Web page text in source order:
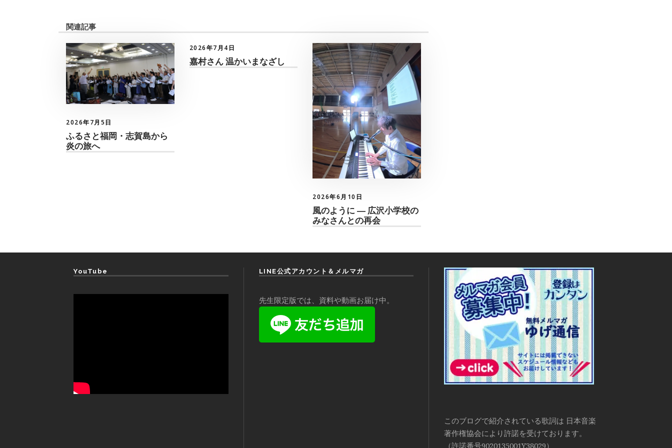
関連記事
2026年7月5日
ふるさと福岡・志賀島から
炎の旅へ
2026年7月4日
嘉村さん 温かいまなざし
2026年6月10日
風のように ― 広沢小学校の
みなさんとの再会
YouTube LINE公式アカウント＆メルマガ
先生限定版では、資料や動画お届け中。
このブログで紹介されている歌詞は 日本音楽
著作権協会により許諾を受けております。
（許諾番号9020135001Y38029）